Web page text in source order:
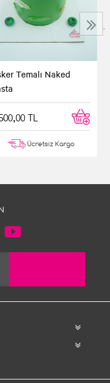
Temalı Naked
TL
Ücretsiz Kargo
›